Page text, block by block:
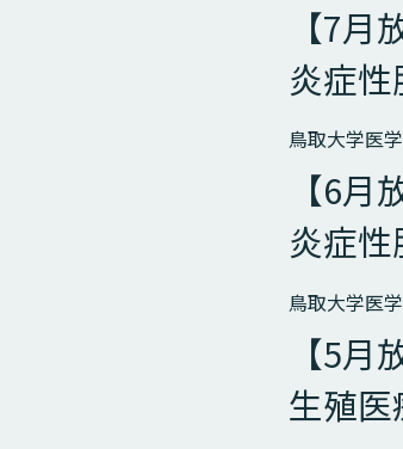
【7月
炎症
鳥取大学医
【6月
炎症
鳥取大学医
【5月
生殖